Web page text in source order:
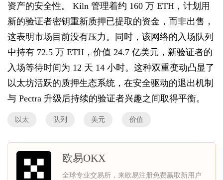
资产的安全性。 Kiln 管理着约 160 万 ETH，计划用
新的验证者密钥重新质押已提取的资金，而非出售，
这表明市场目前没有压力。同时，该网络的入场队列
中持有 72.5 万 ETH，价值 24.7 亿美元，新验证者的
入场等待时间为 12 天 14 小时。这种双重变动凸显了
以太坊活跃的质押生态系统，在安全驱动的退出机制
与 Pectra 升级后持续的验证者兴趣之间取得平衡。
以太 队列 美元 价值
欧易OKX
全球专业交易所，来欧易注册免费赢取新用户